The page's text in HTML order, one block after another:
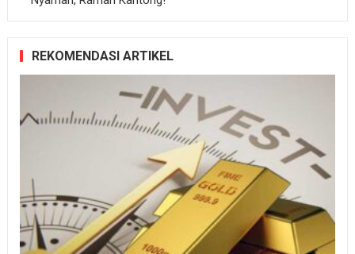
REKOMENDASI ARTIKEL